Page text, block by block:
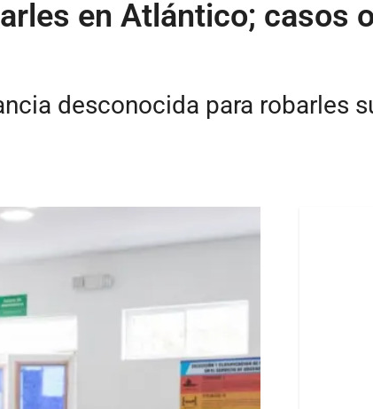
en Atlántico; casos
desconocida para robarles